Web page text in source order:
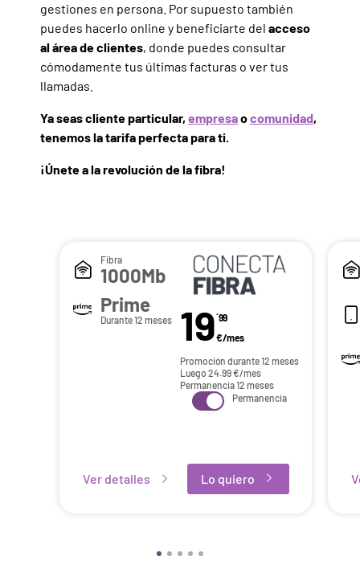
gestiones en persona. Por supuesto también
puedes hacerlo online y beneficiarte del acceso
al área de clientes, donde puedes consultar
cómodamente tus últimas facturas o ver tus
llamadas.
Ya seas cliente particular, empresaocomunidad,
tenemos la tarifa perfecta para ti.
¡Únete a la revolución de la fibra!
Fibra
1000Mb
Prime
Durante 12 meses 19´99
€/mes
Promoción durante 12 meses
Luego 24.99€/mes
Permanencia 12 meses
Permanencia
Ver detalles Lo quiero